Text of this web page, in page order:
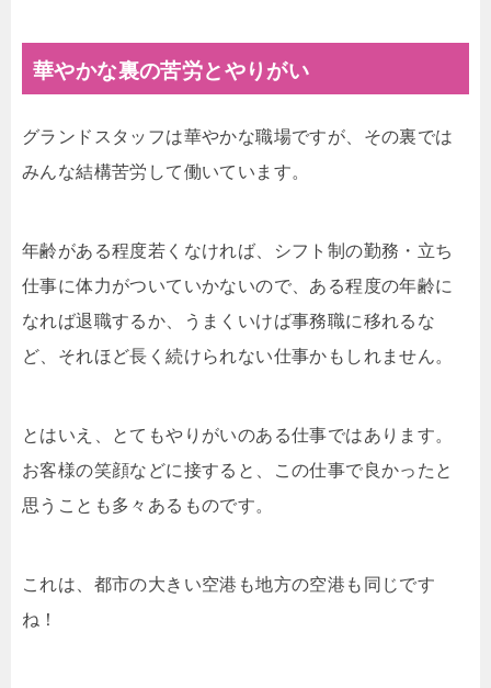
華やかな裏の苦労とやりがい
グランドスタッフは華やかな職場ですが、その裏では
みんな結構苦労して働いています。
年齢がある程度若くなければ、シフト制の勤務・立ち
仕事に体力がついていかないので、ある程度の年齢に
なれば退職するか、うまくいけば事務職に移れるな
ど、それほど長く続けられない仕事かもしれません。
とはいえ、とてもやりがいのある仕事ではあります。
お客様の笑顔などに接すると、この仕事で良かったと
思うことも多々あるものです。
これは、都市の大きい空港も地方の空港も同じです
ね！